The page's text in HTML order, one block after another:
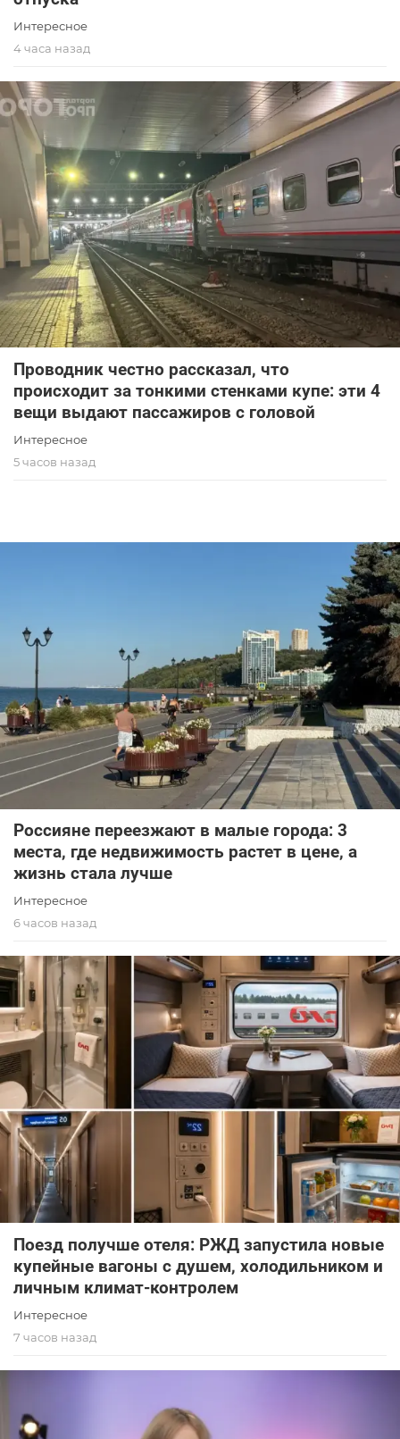
Интересное
4 часа назад
Проводник честно рассказал, что
происходит за тонкими стенками купе: эти 4
вещи выдают пассажиров с головой
Интересное
5 часов назад
Россияне переезжают в малые города: 3
места, где недвижимость растет в цене, а
жизнь стала лучше
Интересное
6 часов назад
Поезд получше отеля: РЖД запустила новые
купейные вагоны с душем, холодильником и
личным климат-контролем
Интересное
7 часов назад